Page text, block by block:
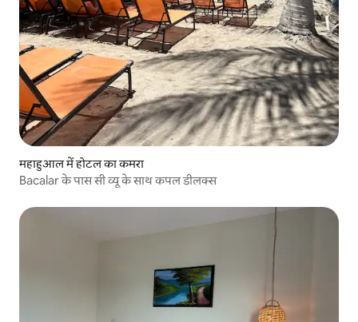
महाहुआल में होटल का कमरा
Bacalar के पास सी व्यू के साथ कपल डीलक्स